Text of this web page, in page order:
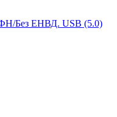
Без ЕНВД. USB (5.0)